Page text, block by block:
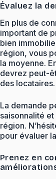
Évaluez la
En plus de
important de
bien
région, vous
la moyenne.
devrez peut-
des locataires.
La demande
saisonnalité
région.
pour évaluer
Prenez en